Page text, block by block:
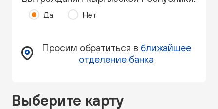
Да Нет
Просим обратиться в ближайшее
отделение банка
Выберите карту